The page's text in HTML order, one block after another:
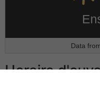
Data
Horaire